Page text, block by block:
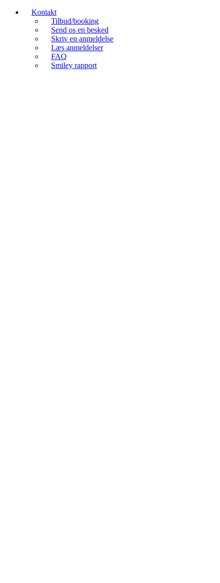
Kontakt
Tilbud/booking
Send os en besked
Skriv en anmeldelse
Læs anmeldelser
FAQ
Smiley rapport